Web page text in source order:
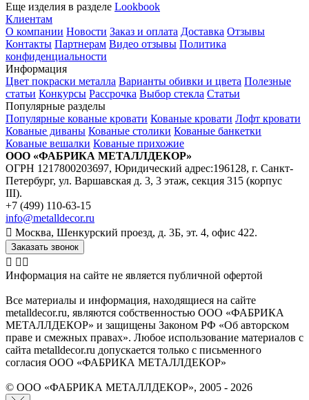
Еще изделия в разделе Lookbook
Клиентам
О компании Новости Заказ и оплата Доставка Отзывы
Контакты Партнерам Видео отзывы Политика
конфиденциальности
Информация
Цвет покраски металла Варианты обивки и цвета Полезные
статьи Конкурсы Рассрочка Выбор стекла Статьи
Популярные разделы
Популярные кованые кровати Кованые кровати Лофт кровати
Кованые диваны Кованые столики Кованые банкетки
Кованые вешалки Кованые прихожие
ООО «ФАБРИКА МЕТАЛЛДЕКОР»
ОГРН 1217800203697, Юридический адрес:196128, г. Санкт-
Петербург, ул. Варшавская д. 3, 3 этаж, секция 315 (корпус
III).
+7 (499) 110-63-15
info@metalldecor.ru
Москва, Шенкурский проезд, д. 3Б, эт. 4, офис 422.
Заказать звонок
Информация на сайте не является публичной офертой
Все материалы и информация, находящиеся на сайте
metalldecor.ru, являются собственностью ООО «ФАБРИКА
МЕТАЛЛДЕКОР» и защищены Законом РФ «Об авторском
праве и смежных правах». Любое использование материалов с
сайта metalldecor.ru допускается только с письменного
согласия ООО «ФАБРИКА МЕТАЛЛДЕКОР»
© ООО «ФАБРИКА МЕТАЛЛДЕКОР», 2005 - 2026